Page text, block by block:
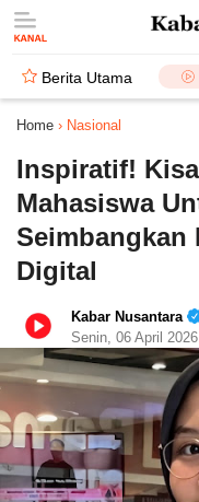
Berita Utama
Home › Nasional
Inspiratif!
Mahasiswa
Seimbangkan
Digital
Kabar Nusantara
Senin, 06 April